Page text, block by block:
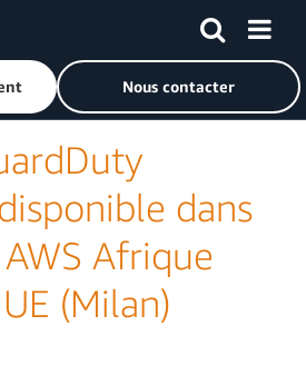
revenir à la page d'accueil d'Amazon Web
Nous contacter
dans
Afrique
(Milan)